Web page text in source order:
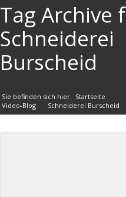
Tag Archive
Schneiderei
Burscheid
Sie befinden sich hier: Startseite
Video-Blog
»
Schneiderei Burscheid